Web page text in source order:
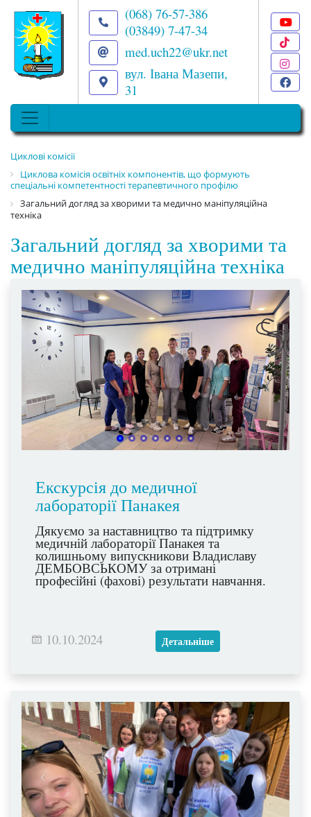
(068) 76-57-386
(03849) 7-47-34
med.uch22@ukr.net
вул. Івана Мазепи,
31
Циклові комісії
Циклова комісія освітніх компонентів, що формують
спеціальні компетентності терапевтичного профілю
Загальний догляд за хворими та медично маніпуляційна
техніка
Загальний догляд за хворими та
медично маніпуляційна техніка
Екскурсія до медичної
лабораторії Панакея
Дякуємо за наставництво та підтримку
медичній лабораторії Панакея та
колишньому випускникови Владиславу
ДЕМБОВСЬКОМУ за отримані
професійні (фахові) результати навчання.
10.10.2024 Детальніше